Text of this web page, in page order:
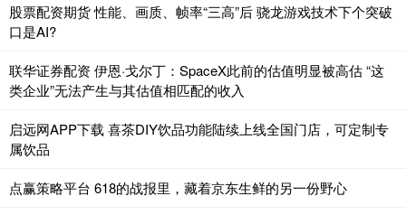
股票配资期货 性能、画质、帧率“三高”后 骁龙游戏技术下个突破
口是AI?
联华证券配资 伊恩·戈尔丁：SpaceX此前的估值明显被高估 “这
类企业”无法产生与其估值相匹配的收入
启远网APP下载 喜茶DIY饮品功能陆续上线全国门店，可定制专
属饮品
点赢策略平台 618的战报里，藏着京东生鲜的另一份野心